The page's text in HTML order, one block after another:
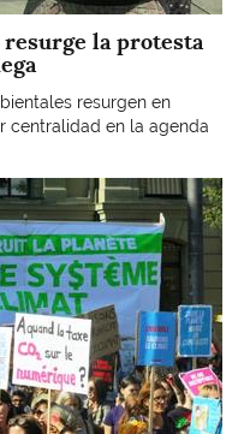
la protesta
resurgen en
centralidad en la agenda